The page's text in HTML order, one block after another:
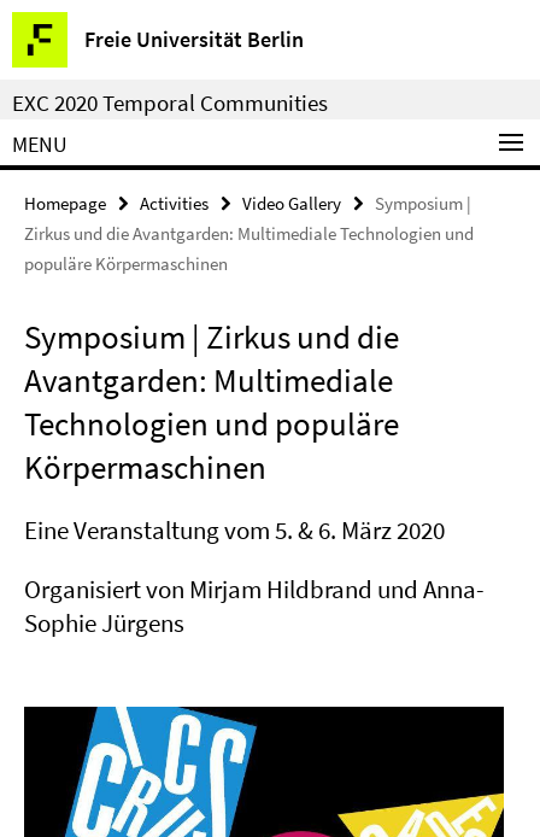
Springe
direkt
zu
Inhalt
Freie Universität Berlin
Service
Navigation
EXC 2020 Temporal Communities
MENU
Homepage Activities Video Gallery
Symposium |
Zirkus und die Avantgarden: Multimediale Technologien und
populäre Körpermaschinen
Symposium | Zirkus und die
Avantgarden: Multimediale
Technologien und populäre
Körpermaschinen
Eine Veranstaltung vom 5. & 6. März 2020
Organisiert von Mirjam Hildbrand und Anna-
Sophie Jürgens